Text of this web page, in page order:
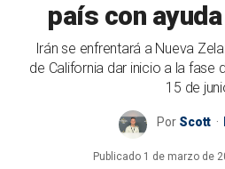
país con ayuda
Irán se enfrentará a Nueva
de California dar inicio a la fase
15 de
Por Scott
Publicado 1 de marzo de